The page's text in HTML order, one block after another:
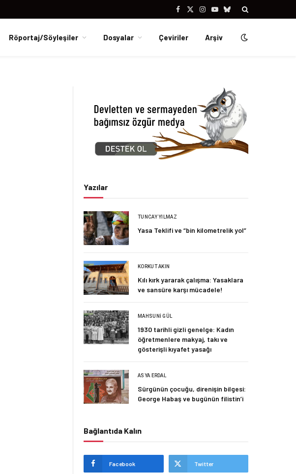
Facebook
X
Instagram
YouTubeBluesky
Röportaj/Söyleşiler Dosyalar Çeviriler Arşiv
Yazılar
TUNCAY YILMAZ
Yasa Teklifi ve “bin kilometrelik yol”
KORKUT AKIN
Kılı kırk yararak çalışma: Yasaklara
ve sansüre karşı mücadele!
MAHSUNI GÜL
1930 tarihli gizli genelge: Kadın
öğretmenlere makyaj, takı ve
gösterişli kıyafet yasağı
ASYA ERDAL
Sürgünün çocuğu, direnişin bilgesi:
George Habaş ve bugünün filistin’i
Bağlantıda Kalın
Facebook Twitter